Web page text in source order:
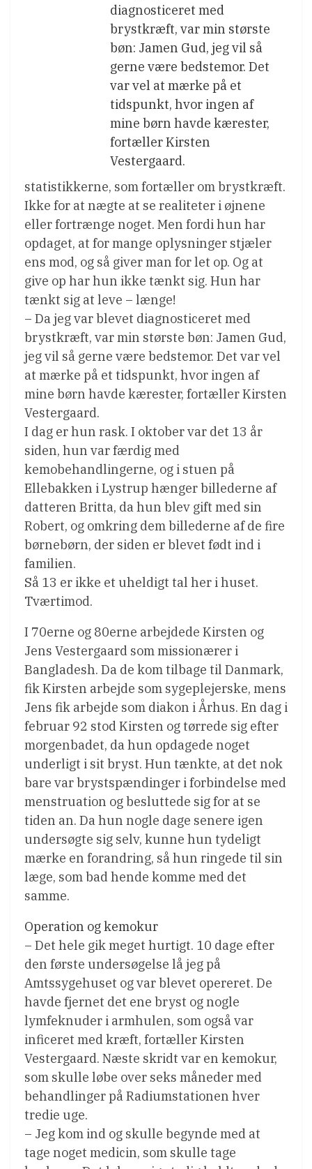
diagnosticeret med
brystkræft, var min største
bøn: Jamen Gud, jeg vil så
gerne være bedstemor. Det
var vel at mærke på et
tidspunkt, hvor ingen af
mine børn havde kærester,
fortæller Kirsten
Vestergaard.
statistikkerne, som fortæller om brystkræft.
Ikke for at nægte at se realiteter i øjnene
eller fortrænge noget. Men fordi hun har
opdaget, at for mange oplysninger stjæler
ens mod, og så giver man for let op. Og at
give op har hun ikke tænkt sig. Hun har
tænkt sig at leve – længe!
– Da jeg var blevet diagnosticeret med
brystkræft, var min største bøn: Jamen Gud,
jeg vil så gerne være bedstemor. Det var vel
at mærke på et tidspunkt, hvor ingen af
mine børn havde kærester, fortæller Kirsten
Vestergaard.
I dag er hun rask. I oktober var det 13 år
siden, hun var færdig med
kemobehandlingerne, og i stuen på
Ellebakken i Lystrup hænger billederne af
datteren Britta, da hun blev gift med sin
Robert, og omkring dem billederne af de fire
børnebørn, der siden er blevet født ind i
familien.
Så 13 er ikke et uheldigt tal her i huset.
Tværtimod.
I 70erne og 80erne arbejdede Kirsten og
Jens Vestergaard som missionærer i
Bangladesh. Da de kom tilbage til Danmark,
fik Kirsten arbejde som sygeplejerske, mens
Jens fik arbejde som diakon i Århus. En dag i
februar 92 stod Kirsten og tørrede sig efter
morgenbadet, da hun opdagede noget
underligt i sit bryst. Hun tænkte, at det nok
bare var brystspændinger i forbindelse med
menstruation og besluttede sig for at se
tiden an. Da hun nogle dage senere igen
undersøgte sig selv, kunne hun tydeligt
mærke en forandring, så hun ringede til sin
læge, som bad hende komme med det
samme.
Operation og kemokur
– Det hele gik meget hurtigt. 10 dage efter
den første undersøgelse lå jeg på
Amtssygehuset og var blevet opereret. De
havde fjernet det ene bryst og nogle
lymfeknuder i armhulen, som også var
inficeret med kræft, fortæller Kirsten
Vestergaard. Næste skridt var en kemokur,
som skulle løbe over seks måneder med
behandlinger på Radiumstationen hver
tredie uge.
– Jeg kom ind og skulle begynde med at
tage noget medicin, som skulle tage